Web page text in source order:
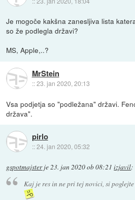
Je mogoče kakšna zanesljiva lista
so že podlegla državi?
MS, Apple,..?
MrStein
::23. jan 2020, 20:13
Vsa podjetja so "podležana" državi.
država".
pirlo
::24. jan 2020, 05:32
gspotmajsterje 23. jan 2020 ob 08:21 izjavil:
Kaj je res in ne pri tej novici, si